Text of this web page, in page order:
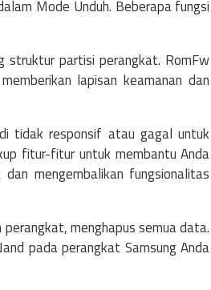
Mode Unduh. Beberapa fungsi
struktur partisi perangkat. RomFw
lapisan keamanan dan
tidak responsif atau gagal untuk
fitur-fitur untuk membantu Anda
mengembalikan fungsionalitas
menghapus semua data.
pada perangkat Samsung Anda